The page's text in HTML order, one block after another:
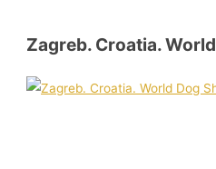
Zagreb. Croatia.